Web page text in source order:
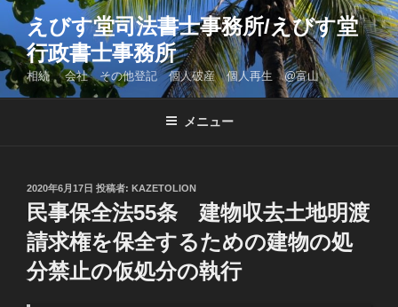
コ
ン
テ
ン
ツ
えびす堂司法書士事務所/えびす堂
行政書士事務所
相続 会社 その他登記 個人破産 個人再生 @富山
メニュー
投
稿
日:
2020年6月17日 投稿者: KAZETOLION
民事保全法55条 建物収去土地明渡
請求権を保全するための建物の処
分禁止の仮処分の執行